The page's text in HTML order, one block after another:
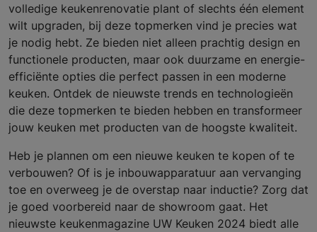
volledige keukenrenovatie plant of slechts één element
wilt upgraden, bij deze topmerken vind je precies wat
je nodig hebt. Ze bieden niet alleen prachtig design en
functionele producten, maar ook duurzame en energie-
efficiënte opties die perfect passen in een moderne
keuken. Ontdek de nieuwste trends en technologieën
die deze topmerken te bieden hebben en transformeer
jouw keuken met producten van de hoogste kwaliteit.
Heb je plannen om een nieuwe keuken te kopen of te
verbouwen? Of is je inbouwapparatuur aan vervanging
toe en overweeg je de overstap naar inductie? Zorg dat
je goed voorbereid naar de showroom gaat. Het
nieuwste keukenmagazine UW Keuken 2024 biedt alle